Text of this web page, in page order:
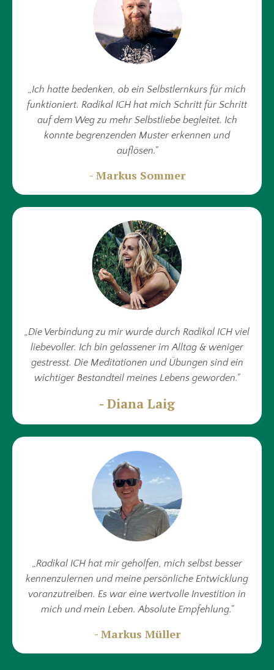
„Ich hatte bedenken, ob ein Selbstlernkurs für mich
funktioniert. Radikal ICH hat mich Schritt für Schritt
auf dem Weg zu mehr Selbstliebe begleitet. Ich
konnte begrenzenden Muster erkennen und
auflösen."
- Markus Sommer
„Die Verbindung zu mir wurde durch Radikal ICH viel
liebevoller. Ich bin gelassener im Alltag & weniger
gestresst. Die Meditationen und Übungen sind ein
wichtiger Bestandteil meines Lebens geworden."
- Diana Laig
„Radikal ICH hat mir geholfen, mich selbst besser
kennenzulernen und meine persönliche Entwicklung
voranzutreiben. Es war eine wertvolle Investition in
mich und mein Leben. Absolute Empfehlung."
- Markus Müller